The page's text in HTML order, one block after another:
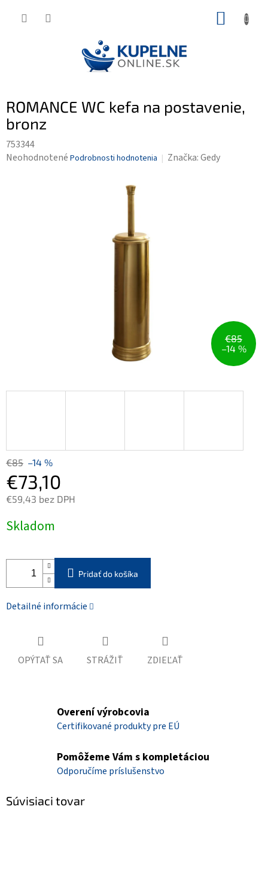
ROMANCE WC kefa na postavenie,
bronz
753344
Priemerné
Neohodnotené Podrobnosti hodnotenia Značka:Gedy
€85
–14 %
€85 –14 %
€73,10
€59,43 bez DPH
cena:
Skladom
Pridať do košíka
Detailné informácie
OPÝTAŤ SA STRÁŽIŤ ZDIEĽAŤ
Overení výrobcovia
Certifikované produkty pre EÚ
Pomôžeme Vám s kompletáciou
Odporučíme príslušenstvo
Súvisiaci tovar